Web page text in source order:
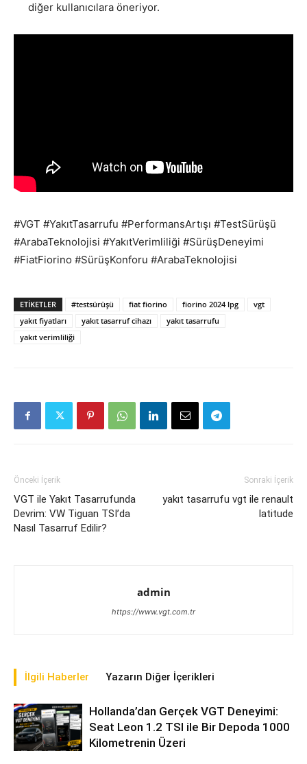
diğer kullanıcılara öneriyor.
#VGT #YakıtTasarrufu #PerformansArtışı #TestSürüşü
#ArabaTeknolojisi #YakıtVerimliliği #SürüşDeneyimi
#FiatFiorino #SürüşKonforu #ArabaTeknolojisi
ETIKETLER #testsürüşü fiat fiorino fiorino 2024 lpg
vgt
yakıt fiyatları
yakıt tasarruf cihazı
yakıt tasarrufu
yakıt verimliliği
Önceki İçerik
VGT ile Yakıt Tasarrufunda
Devrim: VW Tiguan TSI’da
Nasıl Tasarruf Edilir?
Sonraki İçerik
yakıt tasarrufu vgt ile renault
latitude
admin
https://www.vgt.com.tr
İlgili Haberler Yazarın Diğer İçerikleri
Hollanda’dan Gerçek VGT Deneyimi:
Seat Leon 1.2 TSI ile Bir Depoda 1000
Kilometrenin Üzeri